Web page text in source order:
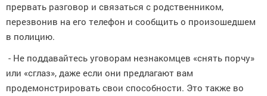
прервать разговор и связаться с родственником,
перезвонив на его телефон и сообщить о произошедшем
в полицию.
- Не поддавайтесь уговорам незнакомцев «снять порчу»
или «сглаз», даже если они предлагают вам
продемонстрировать свои способности. Это также во